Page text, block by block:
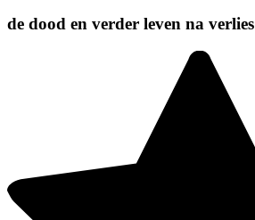
de dood en verder leven na verlies